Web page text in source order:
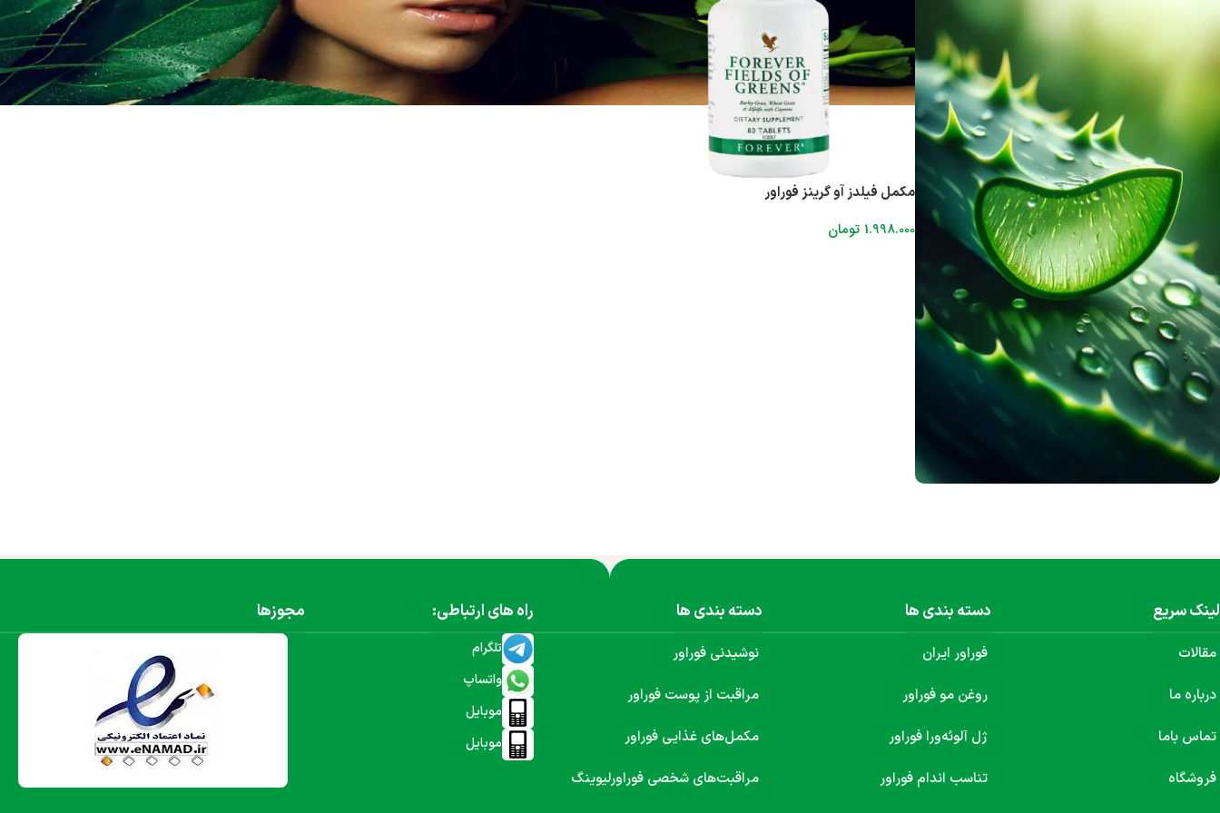
مکمل فیلدز آو گرینز فوراور
1.998.000 تومان
لینک سریع
مقالات
درباره ما
تماس باما
فروشگاه
دسته بندی ها
فوراور ایران
روغن مو فوراور
ژل آلوئه‌ورا فوراور
تناسب اندام فوراور
دسته بندی ها
نوشیدنی فوراور
مراقبت از پوست فوراور
مکمل‌های غذایی فوراور
مراقبت‌های شخصی فوراورلیوینگ
راه های ارتباطی:
تلگرام
واتساپ
موبایل
موبایل
مجوزها